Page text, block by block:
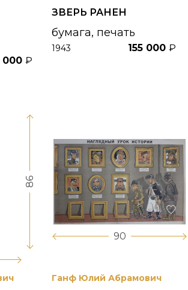
000 ₽
ЗВЕРЬ РАНЕН
бумага, печать
1943 155 000 ₽
86
90
Ганф Юлий Абрамович